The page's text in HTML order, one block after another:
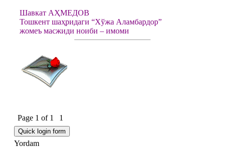
Шавкат АҲМЕДОВ
Тошкент шаҳридаги “Хўжа Аламбардор”
жомеъ масжиди ноиби – имоми
Page 1 of 1 1
Yordam